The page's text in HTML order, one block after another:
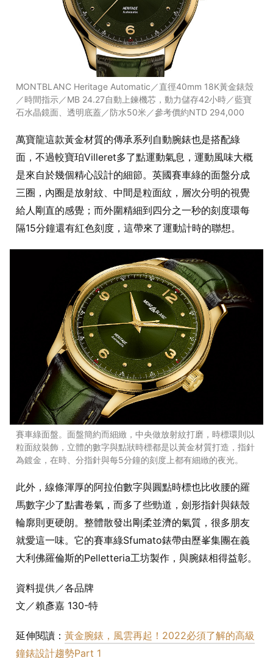
MONTBLANC Heritage Automatic／直徑40mm 18K黃金錶殼
／時間指示／MB 24.27自動上鍊機芯，動力儲存42小時／藍寶
石水晶鏡面、透明底蓋／防水50米／參考價約NTD 294,000
萬寶龍這款黃金材質的傳承系列自動腕錶也是搭配綠
面，不過較寶珀Villeret多了點運動氣息，運動風味大概
是來自於幾個精心設計的細節。英國賽車綠的面盤分成
三圈，內圈是放射紋、中間是粒面紋，層次分明的視覺
給人剛直的感覺；而外圍精細到四分之一秒的刻度環每
隔15分鐘還有紅色刻度，這帶來了運動計時的聯想。
賽車綠面盤。面盤簡約而細緻，中央做放射紋打磨，時標環則以
粒面紋裝飾，立體的數字與點狀時標都是以黃金材質打造，指針
為鍍金，在時、分指針與每5分鐘的刻度上都有細緻的夜光。
此外，線條渾厚的阿拉伯數字與圓點時標也比收腰的羅
馬數字少了點書卷氣，而多了些勁道，劍形指針與錶殼
輪廓則更硬朗。整體散發出剛柔並濟的氣質，很多朋友
就愛這一味。它的賽車綠Sfumato錶帶由歷峯集團在義
大利佛羅倫斯的Pelletteria工坊製作，與腕錶相得益彰。
資料提供／各品牌
文／賴彥嘉 130-特
延伸閱讀： 黃金腕錶，風雲再起！2022必須了解的高級
鐘錶設計趨勢Part 1